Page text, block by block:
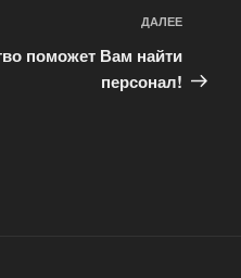
ДАЛЕЕ
поможет Вам найти
персонал!